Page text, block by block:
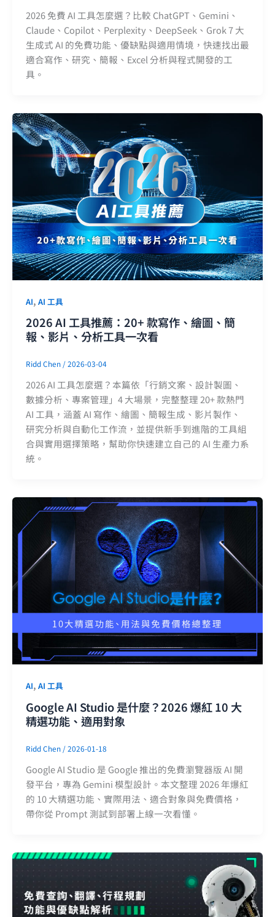
2026 免費 AI 工具怎麼選？比較 ChatGPT、Gemini、
Claude、Copilot、Perplexity、DeepSeek、Grok 7 大
生成式 AI 的免費功能、優缺點與適用情境，快速找出最
適合寫作、研究、簡報、Excel 分析與程式開發的工
具。
AI, AI 工具
2026 AI 工具推薦：20+ 款寫作、繪圖、簡
報、影片、分析工具一次看
Ridd Chen /2026-03-04
2026 AI 工具怎麼選？本篇依「行銷文案、設計製圖、
數據分析、專案管理」4 大場景，完整整理 20+ 款熱門
AI 工具，涵蓋 AI 寫作、繪圖、簡報生成、影片製作、
研究分析與自動化工作流，並提供新手到進階的工具組
合與實用選擇策略，幫助你快速建立自己的 AI 生產力系
統。
AI, AI 工具
Google AI Studio 是什麼？2026 爆紅 10 大
精選功能、適用對象
Ridd Chen /2026-01-18
Google AI Studio 是 Google 推出的免費瀏覽器版 AI 開
發平台，專為 Gemini 模型設計。本文整理 2026 年爆紅
的 10 大精選功能、實際用法、適合對象與免費價格，
帶你從 Prompt 測試到部署上線一次看懂。